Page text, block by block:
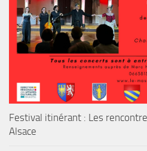
Festival itinérant : Les
Alsace